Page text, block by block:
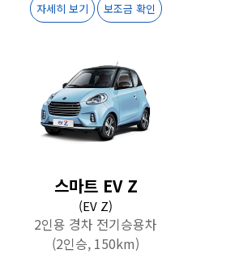
자세히 보기 보조금 확인
스마트 EV Z
(EV Z)
2인용 경차 전기승용차
(2인승, 150km)